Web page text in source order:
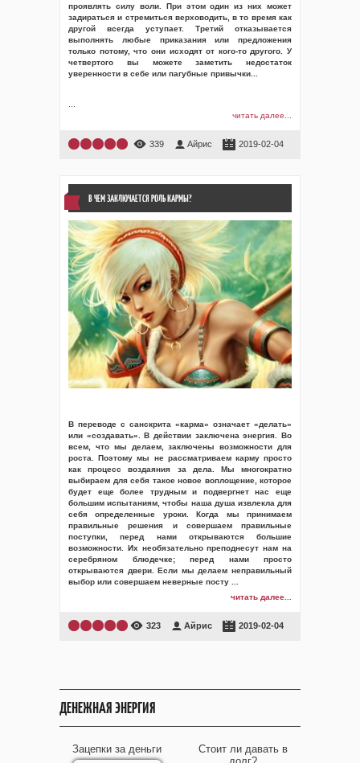
проявлять силу воли. При этом один из них может
задираться и стремиться верховодить, в то время как
другой всегда уступает. Третий отказывается
выполнять любые приказания или предложения
только потому, что они исходят от кого-то другого. У
четвертого вы можете заметить недостаток
уверенности в себе или пагубные привычки...
читать далее...
339 Айрис 2019-02-04
В ЧЕМ ЗАКЛЮЧАЕТСЯ РОЛЬ КАРМЫ?
В переводе с санскрита «карма» означает «делать»
или «создавать». В действии заключена энергия. Во
всем, что мы делаем, заключены возможности для
роста. Поэтому мы не рассматриваем карму просто
как процесс воздаяния за дела. Мы многократно
выбираем для себя такое новое воплощение, которое
будет еще более трудным и подвергнет нас еще
большим испытаниям, чтобы наша душа извлекла для
себя определенные уроки. Когда мы принимаем
правильные решения и совершаем правильные
поступки, перед нами открываются большие
возможности. Их необязательно преподнесут нам на
серебряном блюдечке; перед нами просто
открываются двери. Если мы делаем неправильный
выбор или совершаем неверные посту
читать далее...
323 Айрис 2019-02-04
ДЕНЕЖНАЯ ЭНЕРГИЯ
Зацепки за деньги
Стоит ли давать в
долг?